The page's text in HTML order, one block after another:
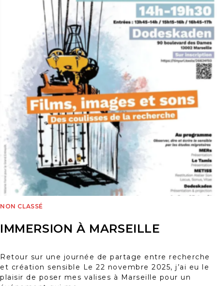
NON CLASSÉ
IMMERSION À MARSEILLE
Retour sur une journée de partage entre recherche
et création sensible Le 22 novembre 2025, j’ai eu le
plaisir de poser mes valises à Marseille pour un